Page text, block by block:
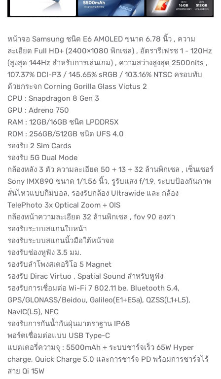
หน้าจอ Samsung ชนิด E6 AMOLED ขนาด 6.78 นิ้ว , ความ
ละเอียด Full HD+ (2400×1080 พิกเซล) , อัตรารีเฟรช 1 - 120Hz
(สูงสุด 144Hz สำหรับการเล่นเกม) , ความสว่างสูงสุด 2500nits ,
107.37% DCI-P3 / 145.65% sRGB / 103.16% NTSC ครอบทับ
ด้วยกระจก Corning Gorilla Glass Victus 2
CPU : Snapdragon 8 Gen 3
GPU : Adreno 750
RAM : 12GB/16GB ชนิด LPDDR5X
ROM : 256GB/512GB ชนิด UFS 4.0
รองรับ 2 Sim Cards
รองรับ 5G Dual Mode
กล้องหลัง 3 ตัว ความละเอียด 50 + 13 + 32 ล้านพิกเซล , เซ็นเซอร์
Sony IMX890 ขนาด 1/1.56 นิ้ว, รูรับแสง f/1.9, ระบบป้องกันภาพ
สั่นไหวแบบกิมบอล, รองรับกล้อง Ultrawide และ กล้อง
TelePhoto 3x Optical Zoom + OIS
กล้องหน้าความละเอียด 32 ล้านพิกเซล , fov 90 องศา
รองรับระบบสแกนใบหน้า
รองรับระบบสแกนนิ้วมือใต้หน้าจอ
รองรับช่องหูฟัง 3.5 มม.
รองรับลำโพงสเตอริโอ 5 Magnet
รองรับ Dirac Virtuo , Spatial Sound สำหรับหูฟัง
รองรับการเชื่อมต่อ Wi-Fi 7 802.11 be, Bluetooth 5.4,
GPS/GLONASS/Beidou, Galileo(E1+E5a), QZSS(L1+L5),
NavIC(L5), NFC
รองรับการกันน้ำกันฝุ่นมาตราฐาน IP68
พอร์ตเชื่อมต่อแบบ USB Type-C
แบตเตอรี่ความจุ : 5500mAh + ระบบชาร์จเร็ว 65W Hyper
charge, Quick Charge 5.0 และการชาร์จ PD พร้อมการชาร์จไร้
สาย Qi 15W